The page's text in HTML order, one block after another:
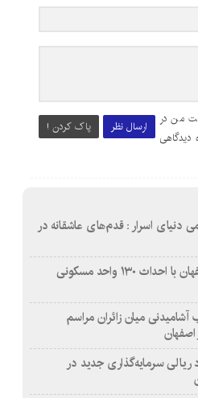
ارسال نظر پاک کردن !
من در
دیدگاهی
دنیای اسرار : قدم‌های عاشقانه در
بازآفرینی محله همت‌آباد اصفهان با احداث ۱۳۰ واحد مسکونی
لیتر آب آشامیدنی میان زائران مراسم
میلیارد ریالی سرمایه‌گذاری جدید در